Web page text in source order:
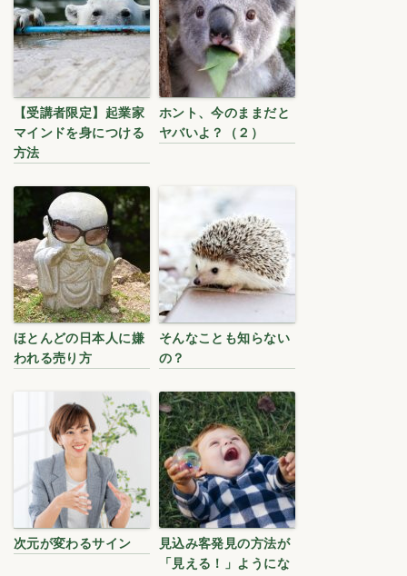
【受講者限定】起業家
マインドを身につける
方法
ホント、今のままだと
ヤバいよ？（２）
ほとんどの日本人に嫌
われる売り方
そんなことも知らない
の？
次元が変わるサイン
見込み客発見の方法が
「見える！」ようにな